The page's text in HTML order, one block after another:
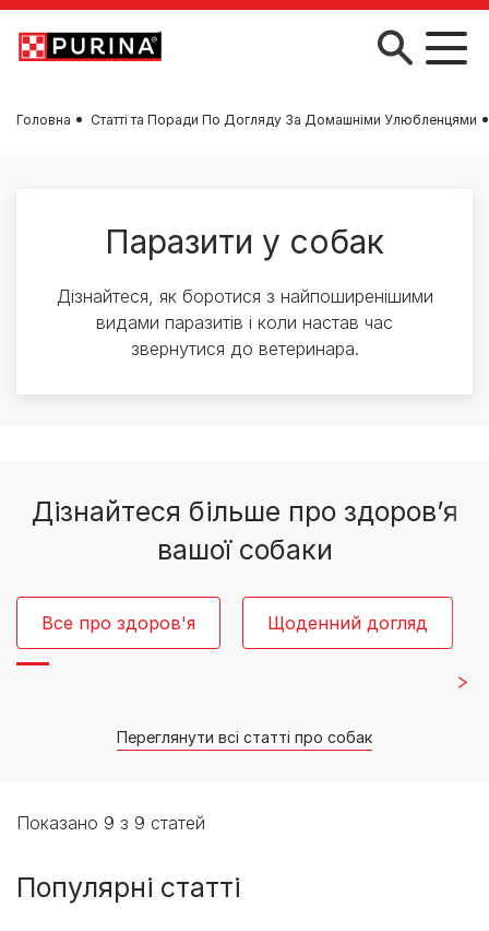
Skip to main content
Головна Статті та Поради По Догляду За Домашніми Улюбленцями
Паразити у собак
Дізнайтеся, як боротися з найпоширенішими
видами паразитів і коли настав час
звернутися до ветеринара.
Дізнайтеся більше про здоров’я
вашої собаки
Все про здоров'я Щоденний догляд
Переглянути всі статті про собак
Показано 9 з 9 статей
Популярні статті